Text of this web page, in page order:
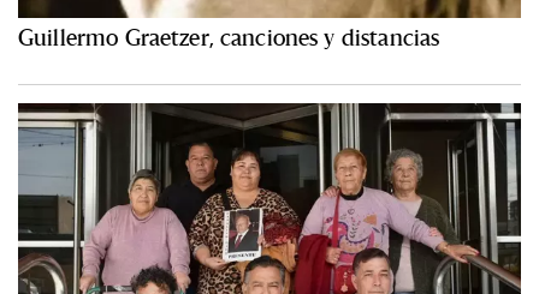
Guillermo Graetzer, canciones y distancias